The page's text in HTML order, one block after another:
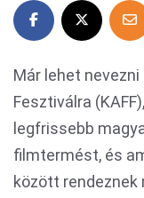
Már lehet
Fesztiválra
legfrissebb
filmtermést, és
között rendeznek